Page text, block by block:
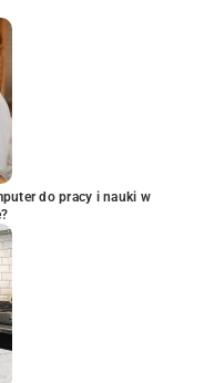
do pracy i nauki w